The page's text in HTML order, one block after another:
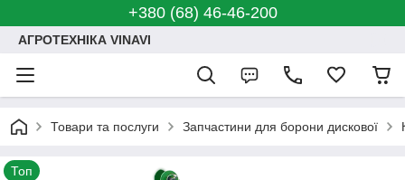
+380 (68) 46-46-200
АГРОТЕХНІКА VINAVI
Товари та послуги Запчастини для борони дискової
Топ